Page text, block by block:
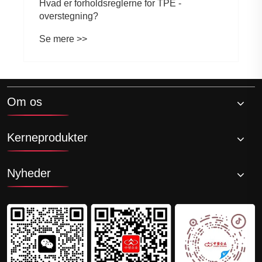
Hvad er forholdsreglerne for TPE -
overstegning?
Se mere >>
Om os
Kerneprodukter
Nyheder